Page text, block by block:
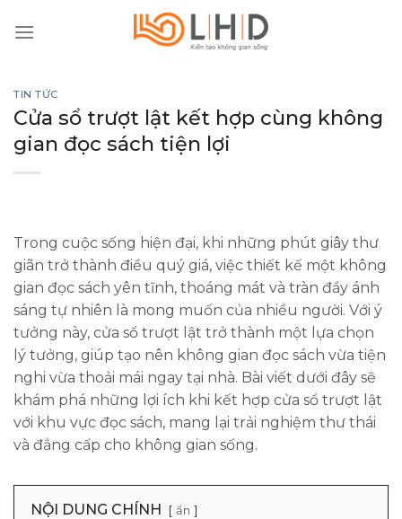
TIN TỨC
Cửa sổ trượt lật kết hợp cùng không
gian đọc sách tiện lợi
Trong cuộc sống hiện đại, khi những phút giây thư
giãn trở thành điều quý giá, việc thiết kế một không
gian đọc sách yên tĩnh, thoáng mát và tràn đầy ánh
sáng tự nhiên là mong muốn của nhiều người. Với ý
tưởng này, cửa sổ trượt lật trở thành một lựa chọn
lý tưởng, giúp tạo nên không gian đọc sách vừa tiện
nghi vừa thoải mái ngay tại nhà. Bài viết dưới đây sẽ
khám phá những lợi ích khi kết hợp cửa sổ trượt lật
với khu vực đọc sách, mang lại trải nghiệm thư thái
và đẳng cấp cho không gian sống.
NỘI DUNG CHÍNH ẩn